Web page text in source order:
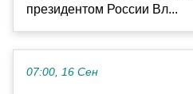
президентом России Вл...
07:00, 16 Сен